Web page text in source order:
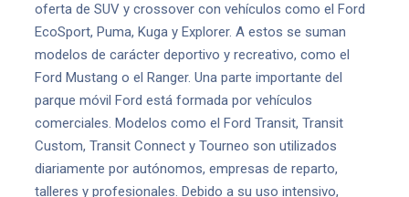
oferta de SUV y crossover con vehículos como el Ford
EcoSport, Puma, Kuga y Explorer. A estos se suman
modelos de carácter deportivo y recreativo, como el
Ford Mustang o el Ranger. Una parte importante del
parque móvil Ford está formada por vehículos
comerciales. Modelos como el Ford Transit, Transit
Custom, Transit Connect y Tourneo son utilizados
diariamente por autónomos, empresas de reparto,
talleres y profesionales. Debido a su uso intensivo,